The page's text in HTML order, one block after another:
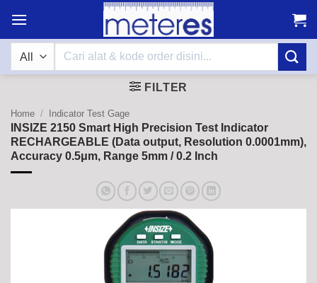
content
Search
FILTER
Home / Indicator Test Gage
INSIZE 2150 Smart High Precision Test Indicator
RECHARGEABLE (Data output, Resolution 0.0001mm),
Accuracy 0.5μm, Range 5mm / 0.2 Inch